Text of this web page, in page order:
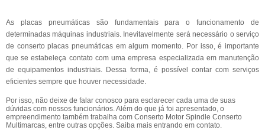
As placas pneumáticas são fundamentais para o funcionamento de
determinadas máquinas industriais. Inevitavelmente será necessário o serviço
de conserto placas pneumáticas em algum momento. Por isso, é importante
que se estabeleça contato com uma empresa especializada em manutenção
de equipamentos industriais. Dessa forma, é possível contar com serviços
eficientes sempre que houver necessidade.
Por isso, não deixe de falar conosco para esclarecer cada uma de suas
dúvidas com nossos funcionários. Além do que já foi apresentado, o
empreendimento também trabalha com Conserto Motor Spindle Conserto
Multimarcas, entre outras opções. Saiba mais entrando em contato.